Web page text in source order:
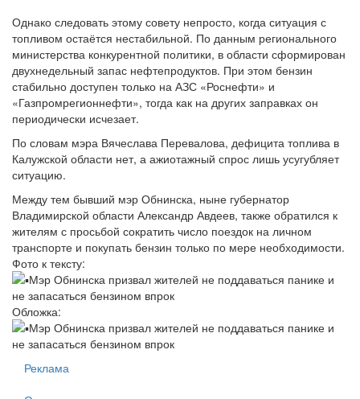
Однако следовать этому совету непросто, когда ситуация с
топливом остаётся нестабильной. По данным регионального
министерства конкурентной политики, в области сформирован
двухнедельный запас нефтепродуктов. При этом бензин
стабильно доступен только на АЗС «Роснефти» и
«Газпромрегионнефти», тогда как на других заправках он
периодически исчезает.
По словам мэра Вячеслава Перевалова, дефицита топлива в
Калужской области нет, а ажиотажный спрос лишь усугубляет
ситуацию.
Между тем бывший мэр Обнинска, ныне губернатор
Владимирской области Александр Авдеев, также обратился к
жителям с просьбой сократить число поездок на личном
транспорте и покупать бензин только по мере необходимости.
Фото к тексту:
Обложка:
Реклама